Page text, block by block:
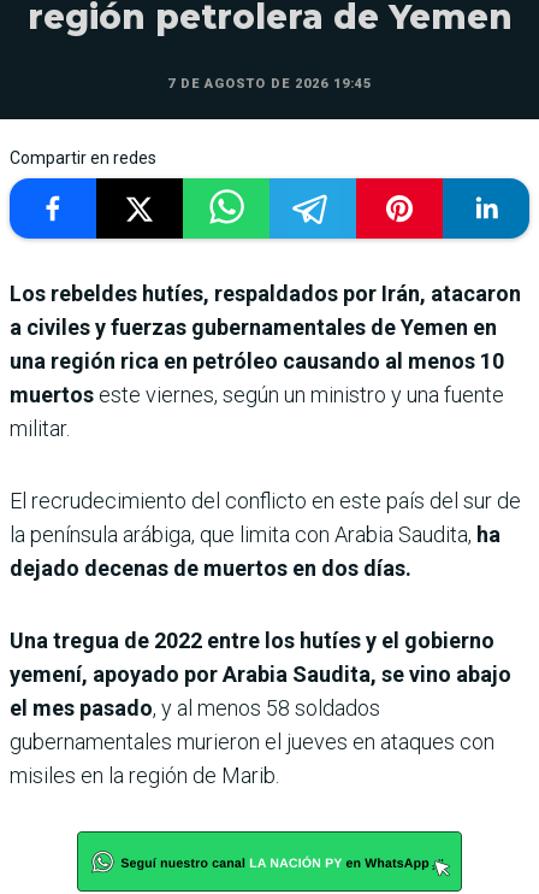
región petrolera de Yemen
7 DE AGOSTO DE 2026 19:45
Compartir en redes
Los rebeldes hutíes, respaldados por Irán, atacaron
a civiles y fuerzas gubernamentales de Yemen en
una región rica en petróleo causando al menos 10
muertos este viernes, según un ministro y una fuente
militar.
El recrudecimiento del conflicto en este país del sur de
la península arábiga, que limita con Arabia Saudita, ha
dejado decenas de muertos en dos días.
Una tregua de 2022 entre los hutíes y el gobierno
yemení, apoyado por Arabia Saudita, se vino abajo
el mes pasado, y al menos 58 soldados
gubernamentales murieron el jueves en ataques con
misiles en la región de Marib.